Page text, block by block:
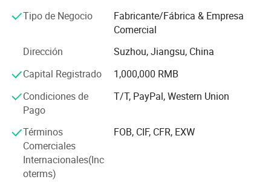
La compañía fue fundada por miembros del equipo
técnico de la empresa de refabricación de Shanghai
vehículos en noviembre de 2023. La empresa es nueva,
pero con más de 10years experiencia e historia técnica.
Nos adherimos a los principios de gestión de "calidad
primero, cliente primero y crédito basado" desde el
establecimiento de la empresa y siempre hacemos lo
mejor para satisfacer las necesidades potenciales de
nuestros clientes. Nuestra empresa está sinceramente
dispuesta a cooperar con empresas de todo el mundo
para hacer realidad una situación de ganar-ganar desde la
Tipo de Negocio
Fabricante/Fábrica & Empresa
Comercial
Dirección
Suzhou, Jiangsu, China
Capital Registrado
1,000,000 RMB
Condiciones de
Pago
T/T, PayPal, Western Union
Términos
Comerciales
Internacionales(Inc
oterms)
FOB, CIF, CFR, EXW